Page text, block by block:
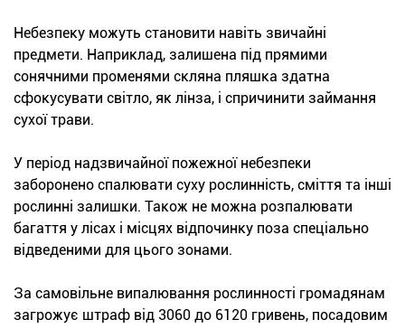
Небезпеку можуть становити навіть звичайні
предмети. Наприклад, залишена під прямими
сонячними променями скляна пляшка здатна
сфокусувати світло, як лінза, і спричинити займання
сухої трави.
У період надзвичайної пожежної небезпеки
заборонено спалювати суху рослинність, сміття та інші
рослинні залишки. Також не можна розпалювати
багаття у лісах і місцях відпочинку поза спеціально
відведеними для цього зонами.
За самовільне випалювання рослинності громадянам
загрожує штраф від 3060 до 6120 гривень, посадовим